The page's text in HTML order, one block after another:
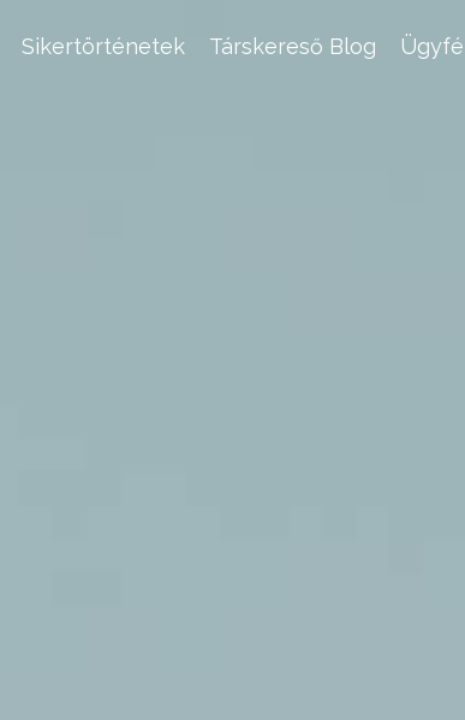
Sikertörténetek Társkereső Blog